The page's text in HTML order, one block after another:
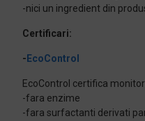
-nici un ingredient din
Certificari:
- EcoControl
EcoControl certifica
-fara enzime
-fara surfactanti derivati